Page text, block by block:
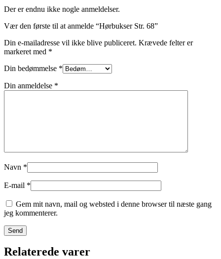
Der er endnu ikke nogle anmeldelser.
Vær den første til at anmelde “Hørbukser Str. 68”
Din e-mailadresse vil ikke blive publiceret. Krævede felter er
markeret med *
Din bedømmelse *
Din anmeldelse *
Navn *
E-mail *
Gem mit navn, mail og websted i denne browser til næste gang
jeg kommenterer.
Relaterede varer